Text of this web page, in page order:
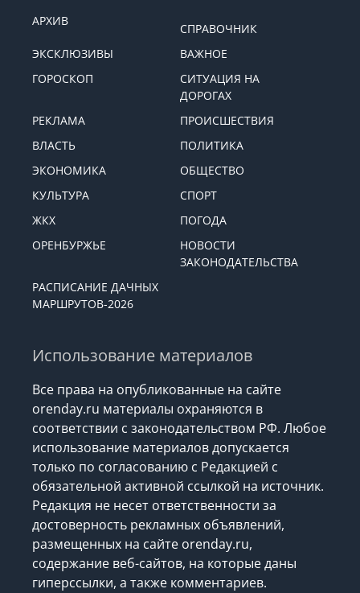
АРХИВ
СПРАВОЧНИК
ЭКСКЛЮЗИВЫ
ВАЖНОЕ
ГОРОСКОП
СИТУАЦИЯ НА
ДОРОГАХ
РЕКЛАМА
ПРОИСШЕСТВИЯ
ВЛАСТЬ
ПОЛИТИКА
ЭКОНОМИКА
ОБЩЕСТВО
КУЛЬТУРА
СПОРТ
ЖКХ
ПОГОДА
ОРЕНБУРЖЬЕ
НОВОСТИ
ЗАКОНОДАТЕЛЬСТВА
РАСПИСАНИЕ ДАЧНЫХ
МАРШРУТОВ-2026
Использование материалов
Все права на опубликованные на сайте
orenday.ru материалы охраняются в
соответствии с законодательством РФ. Любое
использование материалов допускается
только по согласованию с Редакцией с
обязательной активной ссылкой на источник.
Редакция не несет ответственности за
достоверность рекламных объявлений,
размещенных на сайте orenday.ru,
содержание веб-сайтов, на которые даны
гиперссылки, а также комментариев.